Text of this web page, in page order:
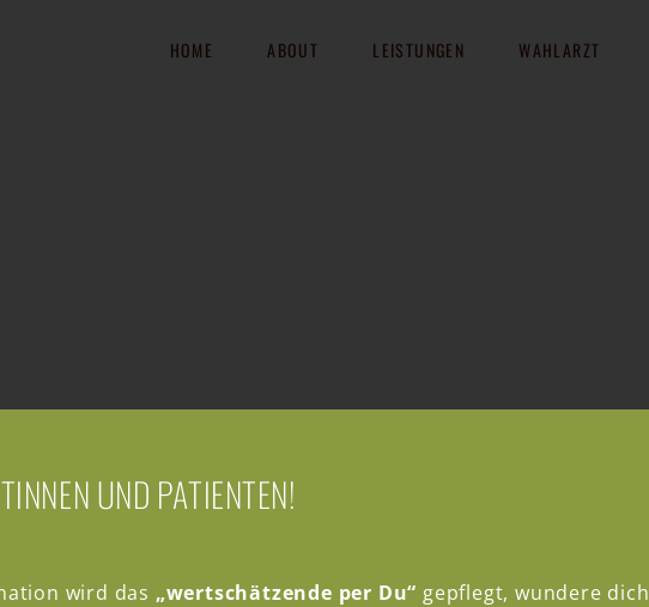
HOME ABOUT LEISTUNGEN WAHLARZT
UND PATIENTEN!
wird das „wertschätzende per Du“ gepflegt, wundere dich